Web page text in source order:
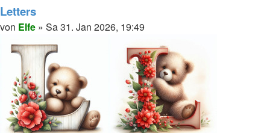
von
Elfe
Letters
Melden
Zitieren
Beitrag
von Elfe » Sa 31. Jan 2026, 19:49